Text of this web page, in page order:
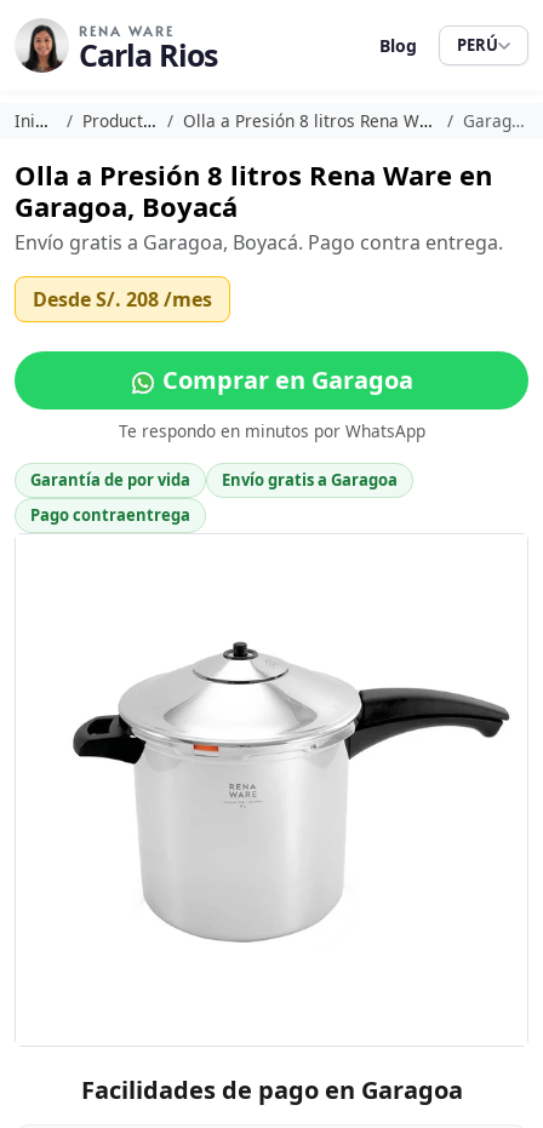
RENA WARE
Carla Rios Blog PERÚ
Inicio Productos Olla a Presión 8 litros Rena Ware Garagoa
Olla a Presión 8 litros Rena Ware en
Garagoa, Boyacá
Envío gratis a Garagoa, Boyacá. Pago contra entrega.
DesdeS/. 208/mes
Comprar en Garagoa
Te respondo en minutos por WhatsApp
Garantía de por vida
Envío gratis a Garagoa
Pago contraentrega
Facilidades de pago en Garagoa